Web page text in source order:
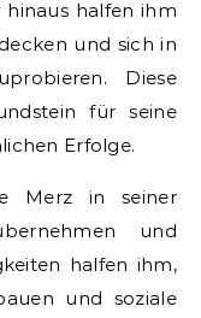
hinaus halfen ihm
und sich in
Diese
für seine
Erfolge.
Merz in seiner
und
halfen ihm,
und soziale